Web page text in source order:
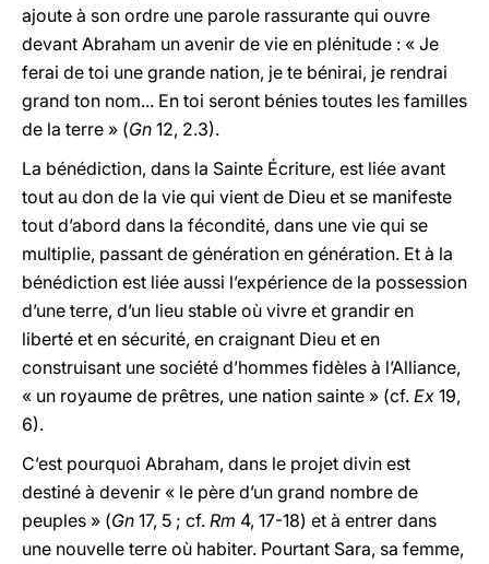
ajoute à son ordre une parole rassurante qui ouvre
devant Abraham un avenir de vie en plénitude : « Je
ferai de toi une grande nation, je te bénirai, je rendrai
grand ton nom... En toi seront bénies toutes les familles
de la terre » (Gn 12, 2.3).
La bénédiction, dans la Sainte Écriture, est liée avant
tout au don de la vie qui vient de Dieu et se manifeste
tout d’abord dans la fécondité, dans une vie qui se
multiplie, passant de génération en génération. Et à la
bénédiction est liée aussi l’expérience de la possession
d’une terre, d’un lieu stable où vivre et grandir en
liberté et en sécurité, en craignant Dieu et en
construisant une société d’hommes fidèles à l’Alliance,
« un royaume de prêtres, une nation sainte » (cf. Ex 19,
6).
C’est pourquoi Abraham, dans le projet divin est
destiné à devenir « le père d’un grand nombre de
peuples » (Gn 17, 5 ; cf. Rm 4, 17-18) et à entrer dans
une nouvelle terre où habiter. Pourtant Sara, sa femme,